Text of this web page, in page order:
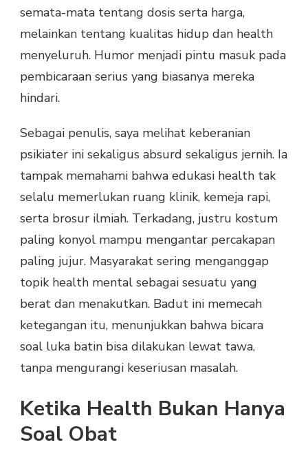
semata-mata tentang dosis serta harga,
melainkan tentang kualitas hidup dan health
menyeluruh. Humor menjadi pintu masuk pada
pembicaraan serius yang biasanya mereka
hindari.
Sebagai penulis, saya melihat keberanian
psikiater ini sekaligus absurd sekaligus jernih. Ia
tampak memahami bahwa edukasi health tak
selalu memerlukan ruang klinik, kemeja rapi,
serta brosur ilmiah. Terkadang, justru kostum
paling konyol mampu mengantar percakapan
paling jujur. Masyarakat sering menganggap
topik health mental sebagai sesuatu yang
berat dan menakutkan. Badut ini memecah
ketegangan itu, menunjukkan bahwa bicara
soal luka batin bisa dilakukan lewat tawa,
tanpa mengurangi keseriusan masalah.
Ketika Health Bukan Hanya
Soal Obat